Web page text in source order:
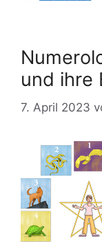
und ihre
7. April 2023